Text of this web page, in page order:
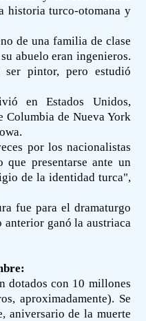
historia turco-otomana y
de una familia de clase
abuelo eran ingenieros.
pintor, pero estudió
en Estados Unidos,
de Nueva York
por los nacionalistas
presentarse ante un
de la identidad turca",
fue para el dramaturgo
ganó la austriaca
dotados con 10 millones
aproximadamente). Se
aniversario de la muerte